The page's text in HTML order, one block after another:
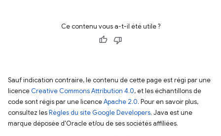
Ce contenu vous a-t-il été utile ?
Sauf indication contraire, le contenu de cette page est régi par une
licence Creative Commons Attribution 4.0, et les échantillons de
code sont régis par une licenceApache 2.0. Pour en savoir plus,
consultez lesRègles du site Google Developers. Java est une
marque déposée d'Oracle et/ou de ses sociétés affiliées.